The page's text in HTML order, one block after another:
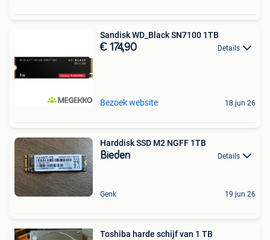
Sandisk WD_Black SN7100 1TB
€ 174,90 Details
Bezoek website 18 jun 26
Harddisk SSD M2 NGFF 1TB
Bieden Details
Genk 19 jun 26
Toshiba harde schijf van 1 TB